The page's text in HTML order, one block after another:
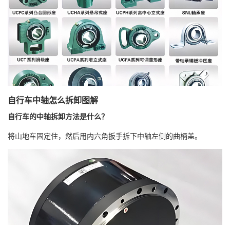
自行车中轴怎么拆卸图解
自行车的中轴拆卸方法是什么？
将山地车固定住，然后用内六角扳手拆下中轴左侧的曲柄盖。